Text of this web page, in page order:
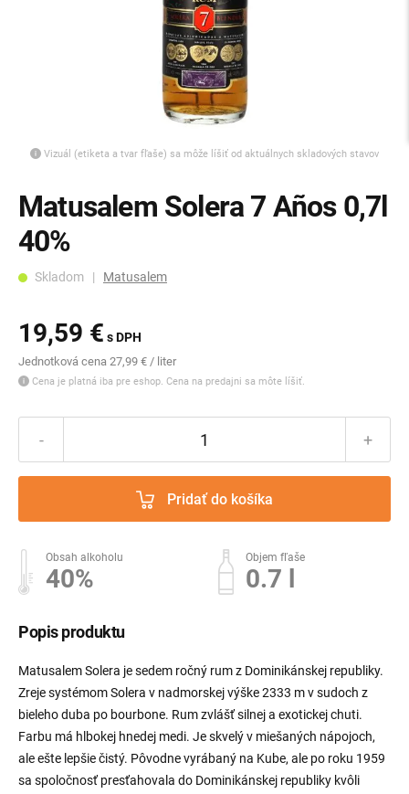
Vizuál (etiketa a tvar fľaše) sa môže líšiť od aktuálnych skladových stavov
Matusalem Solera 7 Años 0,7l
40%
Skladom | Matusalem
19,59 € s DPH
Jednotková cena 27,99 € / liter
Cena je platná iba pre eshop. Cena na predajni sa môte líšiť.
- +
Pridať do košíka
Obsah alkoholu
40%
Objem fľaše
0.7 l
Popis produktu
Matusalem Solera je sedem ročný rum z Dominikánskej republiky.
Zreje systémom Solera v nadmorskej výške 2333 m v sudoch z
bieleho duba po bourbone. Rum zvlášť silnej a exotickej chuti.
Farbu má hlbokej hnedej medi. Je skvelý v miešaných nápojoch,
ale ešte lepšie čistý. Pôvodne vyrábaný na Kube, ale po roku 1959
sa spoločnosť presťahovala do Dominikánskej republiky kvôli